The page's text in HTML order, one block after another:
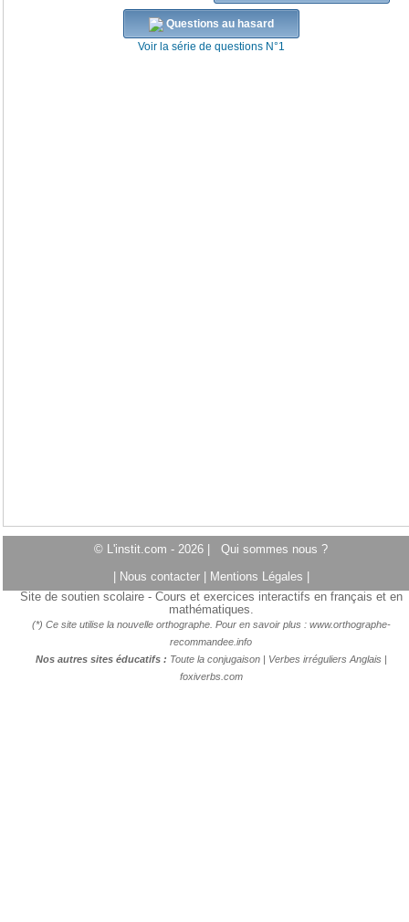
Questions au hasard
Voir la série de questions N°1
© L'instit.com - 2026 | Qui sommes nous ?
Nous contacter Mentions Légales
Site de soutien scolaire - Cours et exercices interactifs en français et en
mathématiques.
(*) Ce site utilise la nouvelle orthographe. Pour en savoir plus : www.orthographe-
recommandee.info
Nos autres sites éducatifs : Toute la conjugaison| Verbes irréguliers Anglais
foxiverbs.com